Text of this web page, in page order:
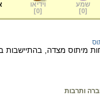
שמע
[
0
]
וידיאו
[
0
]
מיתוס מצדה, בהתיישבות
ותרבות